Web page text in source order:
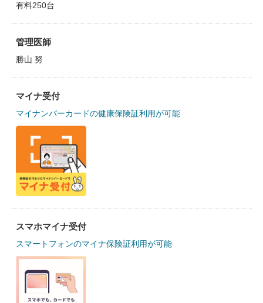
有料250台
管理医師
勝山 努
マイナ受付
マイナンバーカードの健康保険証利用が可能
スマホマイナ受付
スマートフォンのマイナ保険証利用が可能